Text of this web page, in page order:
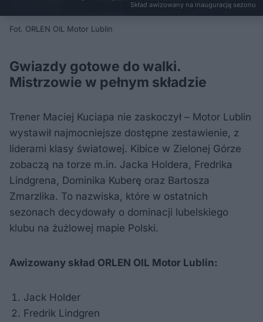
Skład awizowany na inaugurację sezonu
Fot. ORLEN OIL Motor Lublin
Gwiazdy gotowe do walki.
Mistrzowie w pełnym składzie
Trener Maciej Kuciapa nie zaskoczył – Motor Lublin
wystawił najmocniejsze dostępne zestawienie, z
liderami klasy światowej. Kibice w Zielonej Górze
zobaczą na torze m.in. Jacka Holdera, Fredrika
Lindgrena, Dominika Kuberę oraz Bartosza
Zmarzlika. To nazwiska, które w ostatnich
sezonach decydowały o dominacji lubelskiego
klubu na żużlowej mapie Polski.
Awizowany skład ORLEN OIL Motor Lublin:
Jack Holder
Fredrik Lindgren